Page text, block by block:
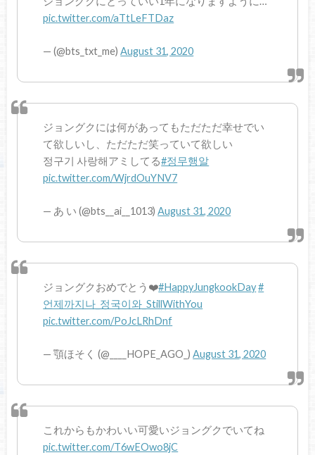
pic.twitter.com/aTtLeFTDaz
— (@bts_txt_me)August 31, 2020
ジョングクには何があってもただただ幸せでい
て欲しいし、ただただ笑っていて欲しい
정구기 사랑해アミしてる#정무행알
pic.twitter.com/WjrdOuYNV7
— あ い (@bts__ai__1013)August 31, 2020
ジョングクおめでとう❤️#HappyJungkookDay#
언제까지나_정국이와_StillWithYou
pic.twitter.com/PoJcLRhDnf
— 顎ほそく (@____HOPE_AGO_)August 31, 2020
これからもかわいい可愛いジョングクでいてね
pic.twitter.com/T6wEOwo8jC